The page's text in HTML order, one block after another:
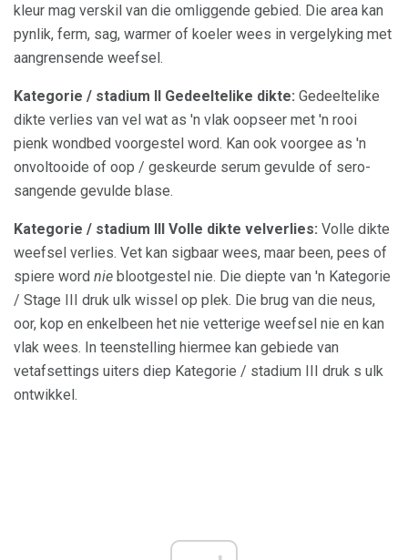
kleur mag verskil van die omliggende gebied. Die area kan
pynlik, ferm, sag, warmer of koeler wees in vergelyking met
aangrensende weefsel.
Kategorie / stadium II Gedeeltelike dikte: Gedeeltelike
dikte verlies van vel wat as 'n vlak oopseer met 'n rooi
pienk wondbed voorgestel word. Kan ook voorgee as 'n
onvoltooide of oop / geskeurde serum gevulde of sero-
sangende gevulde blase.
Kategorie / stadium III Volle dikte velverlies: Volle dikte
weefsel verlies. Vet kan sigbaar wees, maar been, pees of
spiere word nie blootgestel nie. Die diepte van 'n Kategorie
/ Stage III druk ulk wissel op plek. Die brug van die neus,
oor, kop en enkelbeen het nie vetterige weefsel nie en kan
vlak wees. In teenstelling hiermee kan gebiede van
vetafsettings uiters diep Kategorie / stadium III druk s ulk
ontwikkel.